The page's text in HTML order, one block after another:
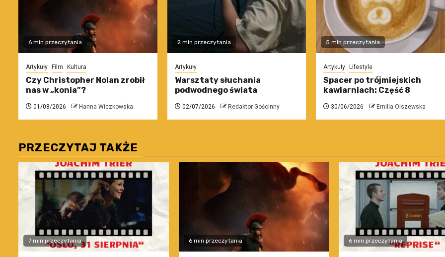
6 min przeczytania
Artykuły Film Kultura
Czy Christopher Nolan zrobił
nas w „konia”?
01/08/2026 Hanna Wiczkowska
2 min przeczytania
Artykuły
Warsztaty słuchania
podwodnego świata
02/07/2026 Redaktor Gościnny
5 min przeczytania
Artykuły Lifestyle
Spacer po trójmiejskich
kawiarniach: Część 8
30/06/2026 Emilia Olszewska
PRZECZYTAJ TAKŻE
7 min przeczytania 6 min przeczytania 6 min przeczytania